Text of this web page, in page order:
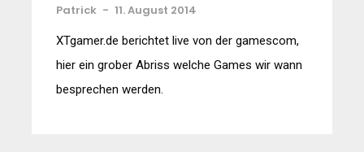
Patrick - 11. August 2014
XTgamer.de berichtet live von der gamescom,
hier ein grober Abriss welche Games wir wann
besprechen werden.